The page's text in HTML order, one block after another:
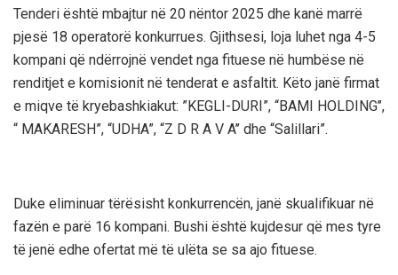
Tenderi është mbajtur në 20 nëntor 2025 dhe kanë marrë
pjesë 18 operatorë konkurrues. Gjithsesi, loja luhet nga 4-5
kompani që ndërrojnë vendet nga fituese në humbëse në
renditjet e komisionit në tenderat e asfaltit. Këto janë firmat
e miqve të kryebashkiakut: ”KEGLI-DURI”, “BAMI HOLDING’’,
“ MAKARESH”, “UDHA”, “Z D R A V A’’ dhe “Salillari”.
Duke eliminuar tërësisht konkurrencën, janë skualifikuar në
fazën e parë 16 kompani. Bushi është kujdesur që mes tyre
të jenë edhe ofertat më të ulëta se sa ajo fituese.